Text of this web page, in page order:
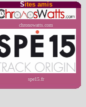
Sites amis
chronowatts.com
spe15.fr